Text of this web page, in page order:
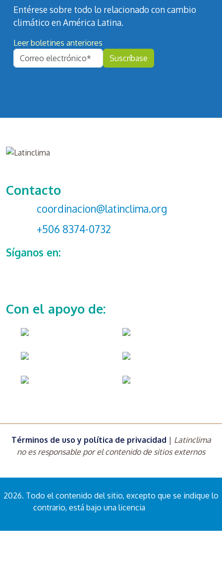
Entérese sobre todo lo relacionado con cambio
climático en América Latina.
Leer boletines anteriores
Contacto
coordinacion@latinclima.org
+506 8374-0732
Síganos en:
Con el apoyo de:
Términos de uso y política de privacidad | Latinclima
no es responsable por el contenido de sitios externos
2026. Todo el contenido del sitio, excepto que se indique lo
contrario, está bajo una licencia